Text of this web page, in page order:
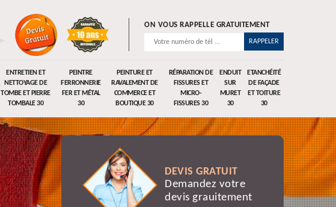
ON VOUS RAPPELLE GRATUITEMENT
ENTRETIEN ET
NETTOYAGE DE
TOMBE ET PIERRE
TOMBALE 30
PEINTRE
FERRONNERIE
FER ET MÉTAL
30
PEINTURE ET
RAVALEMENT DE
COMMERCE ET
BOUTIQUE 30
RÉPARATION DE
FISSURES ET
MICRO-
FISSURES 30
ENDUIT
SUR
MURET
30
ETANCHÉITÉ
DE FAÇADE
ET TOITURE
30
DEVIS GRATUIT
Demandez votre
devis grauitement